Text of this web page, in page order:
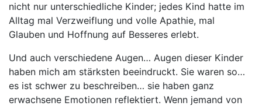
nicht nur unterschiedliche Kinder; jedes Kind hatte im
Alltag mal Verzweiflung und volle Apathie, mal
Glauben und Hoffnung auf Besseres erlebt.
Und auch verschiedene Augen… Augen dieser Kinder
haben mich am stärksten beeindruckt. Sie waren so…
es ist schwer zu beschreiben… sie haben ganz
erwachsene Emotionen reflektiert. Wenn jemand von